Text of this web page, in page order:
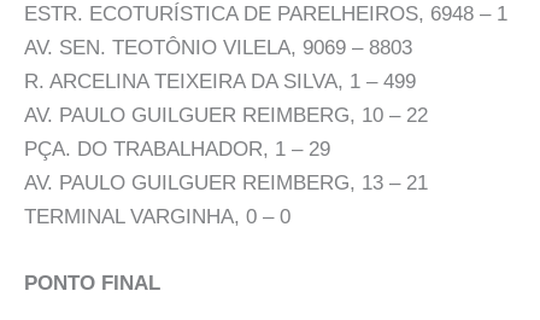
ESTR. ECOTURÍSTICA DE PARELHEIROS, 6948 – 1
AV. SEN. TEOTÔNIO VILELA, 9069 – 8803
R. ARCELINA TEIXEIRA DA SILVA, 1 – 499
AV. PAULO GUILGUER REIMBERG, 10 – 22
PÇA. DO TRABALHADOR, 1 – 29
AV. PAULO GUILGUER REIMBERG, 13 – 21
TERMINAL VARGINHA, 0 – 0
PONTO FINAL